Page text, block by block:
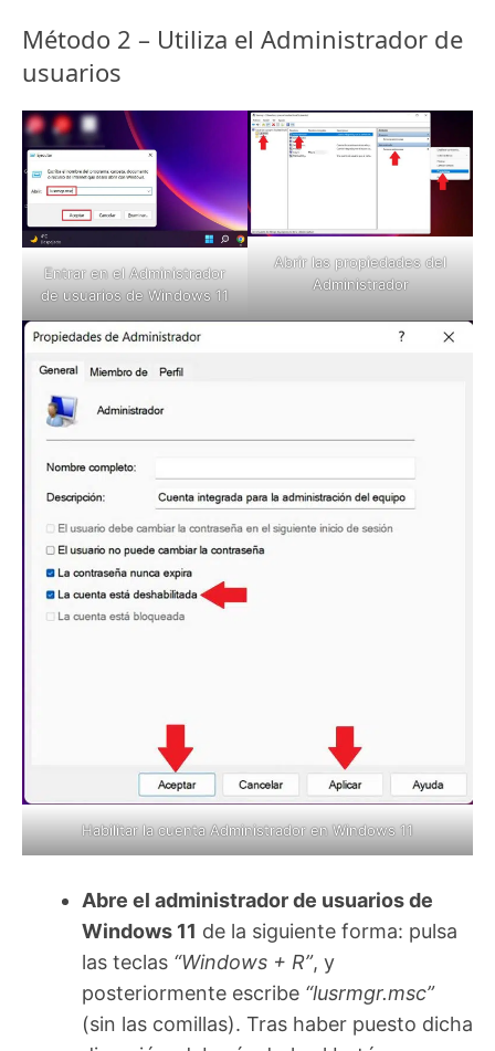
Método 2 – Utiliza el Administrador de
usuarios
Entrar en el Administrador
de usuarios de Windows 11
Abrir las propiedades del
Administrador
Habilitar la cuenta Administrador en Windows 11
Abre el administrador de usuarios de
Windows 11 de la siguiente forma: pulsa
las teclas “Windows + R”, y
posteriormente escribe “lusrmgr.msc”
(sin las comillas). Tras haber puesto dicha